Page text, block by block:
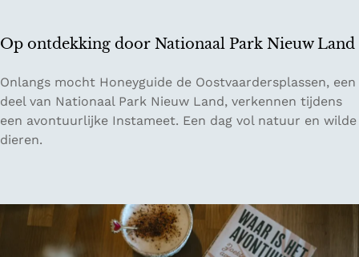
a
k
H
g
m
h
e
n
i
n
t
Op ontdekking door Nationaal Park Nieuw Land
O
p
o
n
Onlangs mocht Honeyguide de Oostvaardersplassen, een
deel van Nationaal Park Nieuw Land, verkennen tijdens
een avontuurlijke Instameet. Een dag vol natuur en wilde
dieren.